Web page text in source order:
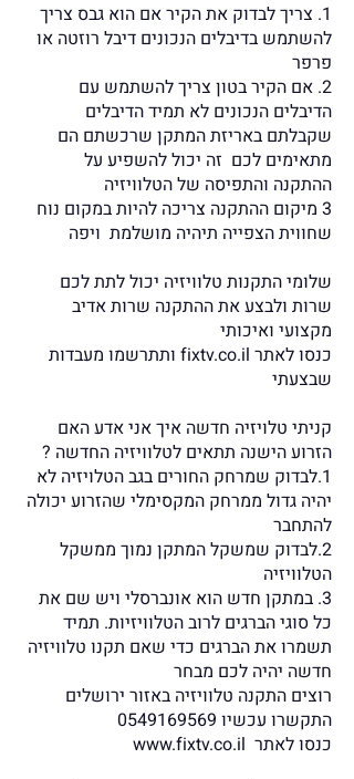
1. צריך לבדוק את הקיר אם הוא גבס צריך
להשתמש בדיבלים הנכונים דיבל רוזטה או
פרפר
2. אם הקיר בטון צריך להשתמש עם
הדיבלים הנכונים לא תמיד הדיבלים
שקבלתם באריזת המתקן שרכשתם הם
מתאימים לכם זה יכול להשפיע על
ההתקנה והתפיסה של הטלוויזיה
3 מיקום ההתקנה צריכה להיות במקום נוח
שחווית הצפייה תיהיה מושלמת ויפה
שלומי התקנות טלוויזיה יכול לתת לכם
שרות ולבצע את ההתקנה שרות אדיב
מקצועי ואיכותי
כנסו לאתר fixtv.co.il ותתרשמו מעבדות
שבצעתי
קניתי טלויזיה חדשה איך אני אדע האם
הזרוע הישנה תתאים לטלוויזיה החדשה ?
1.לבדוק שמרחק החורים בגב הטלויזיה לא
יהיה גדול ממרחק המקסימלי שהזרוע יכולה
להתחבר
2.לבדוק שמשקל המתקן נמוך ממשקל
הטלוויזיה
3. במתקן חדש הוא אונברסלי ויש שם את
כל סוגי הברגים לרוב הטלוויזיות. תמיד
תשמרו את הברגים כדי שאם תקנו טלוויזיה
חדשה יהיה לכם מבחר
רוצים התקנה טלוויזיה באזור ירושלים
התקשרו עכשיו 0549169569
כנסו לאתר www.fixtv.co.il